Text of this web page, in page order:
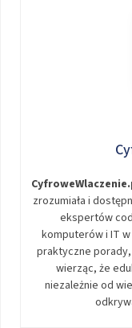
zrozumiała i
ekspertów
komputerów i IT
praktyczne
wierząc, że
niezależnie od